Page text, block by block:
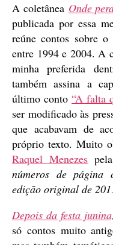
A coletânea Onde
publicada por essa
reúne contos sobre
entre 1994 e 2004. A
minha preferida
também assina a
último conto“A falta
ser modificado às
que acabavam de
próprio texto. Muito
Raquel Menezes
números de página
edição original de
Depois da festa
só contos muito